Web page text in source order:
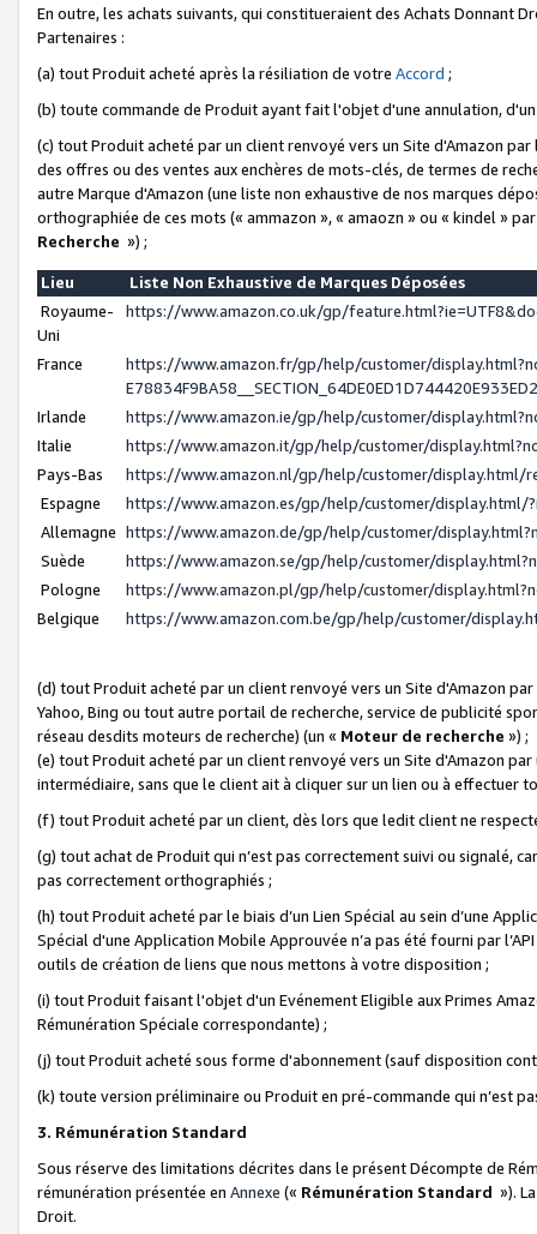
En outre, les achats suivants, qui constitueraient des Achats Donnant
Partenaires :
(a) tout Produit acheté après la résiliation de votre Accord ;
(b) toute commande de Produit ayant fait l'objet d'une annulation,
(c) tout Produit acheté par un client renvoyé vers un Site d'Amazon
des offres ou des ventes aux enchères de mots-clés, de termes de
autre Marque d'Amazon (une liste non exhaustive de nos marques
orthographiée de ces mots (« ammazon », « amaozn » ou « kindel »
Recherche ») ;
Lieu
Liste Non Exhaustive de Marques Déposées
Royaume-
Uni
https://www.amazon.co.uk/gp/
France
https://www.amazon.fr/gp/help/customer/
Irlande
https://www.amazon.ie/gp/help/customer/
Italie
https://www.amazon.it/gp/help/customer/
Pays-Bas
https://www.amazon.nl/gp/help/customer/display.html/
Espagne
https://www.amazon.es/gp/help/customer/display.html/
Allemagne https://www.amazon.de/gp/help/customer/
Suède
https://www.amazon.se/gp/help/customer/
Pologne
https://www.amazon.pl/gp/help/customer/
Belgique
https://www.amazon.com.be/gp/help/customer/
(d) tout Produit acheté par un client renvoyé vers un Site d'Amazon
Yahoo, Bing ou tout autre portail de recherche, service de publicité
réseau desdits moteurs de recherche) (un « Moteur de recherche ») ;
(e) tout Produit acheté par un client renvoyé vers un Site d'Amazon
intermédiaire, sans que le client ait à cliquer sur un lien ou à
(f) tout Produit acheté par un client, dès lors que ledit client ne
(g) tout achat de Produit qui n’est pas correctement suivi ou signalé,
pas correctement orthographiés ;
(h) tout Produit acheté par le biais d’un Lien Spécial au sein d’une
Spécial d'une Application Mobile Approuvée n’a pas été fourni par
outils de création de liens que nous mettons à votre disposition ;
(i) tout Produit faisant l'objet d'un Evénement Eligible aux Primes
Rémunération Spéciale correspondante) ;
(j) tout Produit acheté sous forme d'abonnement (sauf disposition
(k) toute version préliminaire ou Produit en pré-commande qui n’est
3. Rémunération Standard
Sous réserve des limitations décrites dans le présent Décompte de
rémunération présentée en Annexe (« Rémunération Standard »).
Droit.